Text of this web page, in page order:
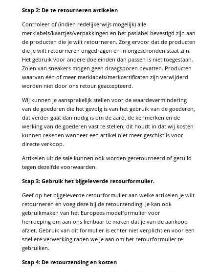
Stap 2: De te retourneren artikelen
Controleer of (indien redelijkerwijs mogelijk) alle
merklabels/kaartjes/verpakkingen en het paslabel bevestigd zijn aan
de producten die je wilt retourneren. Zorg ervoor dat de producten
die je wilt retourneren ongedragen en in ongeschonden staat zijn.
Het gebruik voor andere doeleinden dan passen is niet toegestaan.
Zolen van sneakers mogen geen draagsporen bevatten. Producten
waarvan één of meer merklabels/merkcertificaten zijn verwijderd
worden niet door ons retour geaccepteerd.
Wij kunnen je aansprakelijk stellen voor de waardevermindering
van de goederen die het gevolg is van het gebruik van de goederen,
dat verder gaat dan nodig is om de aard, de kenmerken en de
werking van de goederen vast te stellen; dit houdt in dat wij kosten
kunnen rekenen wanneer een artikel niet meer geschikt is voor
directe verkoop.
Artikelen uit de sale kunnen ook worden geretourneerd of geruild
tegen dezelfde voorwaarden.
Stap 3: Gebruik het bijgeleverde retourformulier.
Geef op het bijgeleverde retourformulier aan welke artikelen je wilt
retourneren en voeg deze bij de retourzending. Je kan ook
gebruikmaken van het Europees modelformulier voor
herroeping om aan ons kenbaar te maken dat je van de aankoop
afziet. Gebruik van dit formulier is echter niet verplicht en voor een
snellere verwerking raden we je aan om het retourformulier te
gebruiken.
Stap 4: De retourzending en kosten